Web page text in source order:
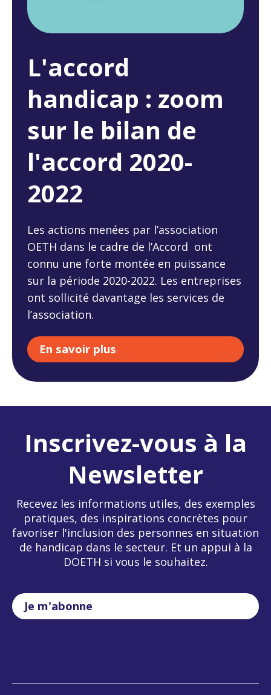
L'accord
handicap : zoom
sur le bilan de
l'accord 2020-
2022
Les actions menées par l’association
OETH dans le cadre de l’Accord ont
connu une forte montée en puissance
sur la période 2020-2022. Les entreprises
ont sollicité davantage les services de
l’association.
En savoir plus
Inscrivez-vous à la
Newsletter
Recevez les informations utiles, des exemples
pratiques, des inspirations concrètes pour
favoriser l'inclusion des personnes en situation
de handicap dans le secteur. Et un appui à la
DOETH si vous le souhaitez.
Je m'abonne